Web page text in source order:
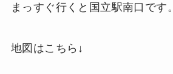
まっすぐ行くと国立駅南口です。
地図はこちら↓